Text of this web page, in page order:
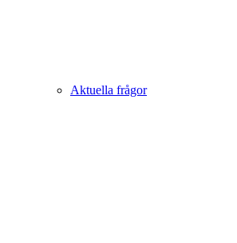
Aktuella frågor